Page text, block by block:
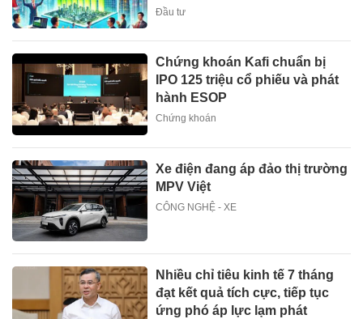
Đầu tư
Chứng khoán Kafi chuẩn bị
IPO 125 triệu cổ phiếu và phát
hành ESOP
Chứng khoán
Xe điện đang áp đảo thị trường
MPV Việt
CÔNG NGHỆ - XE
Nhiều chỉ tiêu kinh tế 7 tháng
đạt kết quả tích cực, tiếp tục
ứng phó áp lực lạm phát